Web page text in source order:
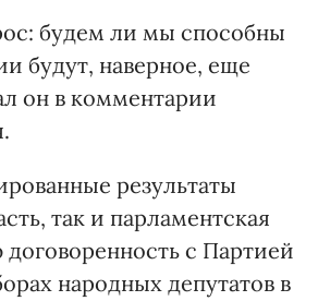
будем ли мы способны
будут, наверное, еще
он в комментарии
результаты
так и парламентская
с Партией
народных депутатов в